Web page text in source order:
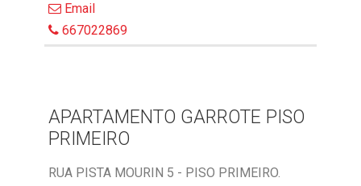
Email
667022869
APARTAMENTO GARROTE PISO
PRIMEIRO
RUA PISTA MOURIN 5 - PISO PRIMEIRO.